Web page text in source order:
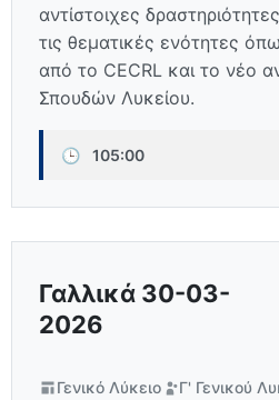
αντίστοιχες
τις θεματικές ενότητες
από το CECRL και το νέο
Σπουδών Λυκείου.
🕒 105:00
Γαλλικά 30-03-
2026
Γενικό Λύκειο Γ' Γενικού